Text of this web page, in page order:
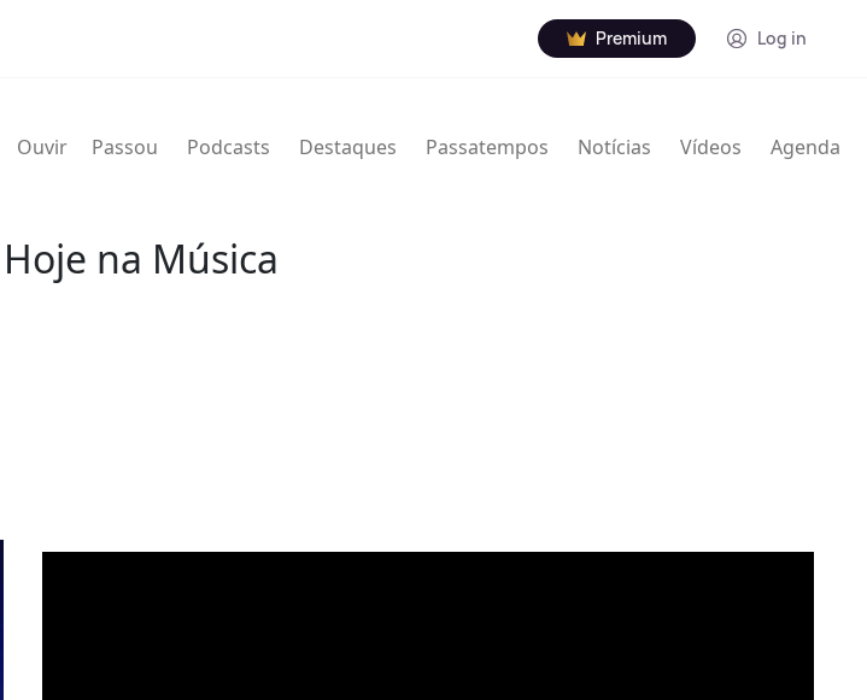
Premium Log in
Ouvir Passou Podcasts Destaques Passatempos Notícias Vídeos Agenda
Hoje na Música